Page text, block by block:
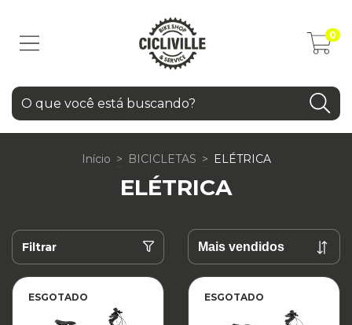
0
Início > BICICLETAS > ELÉTRICA
ELÉTRICA
Filtrar
ESGOTADO ESGOTADO